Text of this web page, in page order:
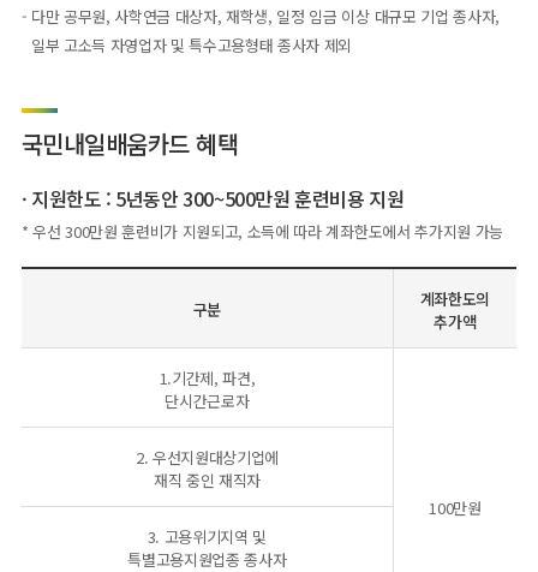
다만 공무원, 사학연금 대상자, 재학생, 일정 임금 이상 대규모 기업 종사자,
일부 고소득 자영업자 및 특수고용형태 종사자 제외
국민내일배움카드 혜택
지원한도 : 5년동안 300~500만원 훈련비용 지원
* 우선 300만원 훈련비가 지원되고, 소득에 따라 계좌한도에서 추가지원 가능
구분
계좌한도의
추가액
1.기간제, 파견,
단시간근로자
100만원
2. 우선지원대상기업에
재직 중인 재직자
3. 고용위기지역 및
특별고용지원업종 종사자